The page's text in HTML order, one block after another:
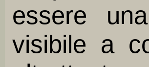
essere
visibile a